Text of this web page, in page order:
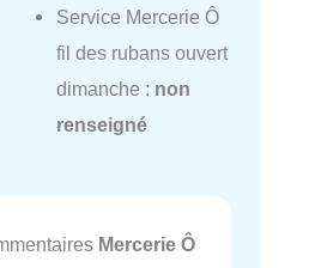
Service Mercerie Ô
fil des rubans ouvert
dimanche : non
renseigné
Mercerie Ô